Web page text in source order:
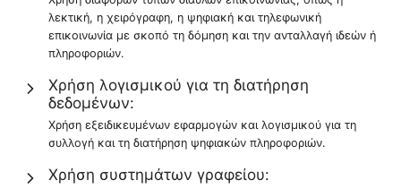
λεκτική, η χειρόγραφη, η ψηφιακή και τηλεφωνική
επικοινωνία με σκοπό τη δόμηση και την ανταλλαγή ιδεών ή
πληροφοριών.
Χρήση λογισμικού για τη διατήρηση
δεδομένων:
Χρήση εξειδικευμένων εφαρμογών και λογισμικού για τη
συλλογή και τη διατήρηση ψηφιακών πληροφοριών.
Χρήση συστημάτων γραφείου: